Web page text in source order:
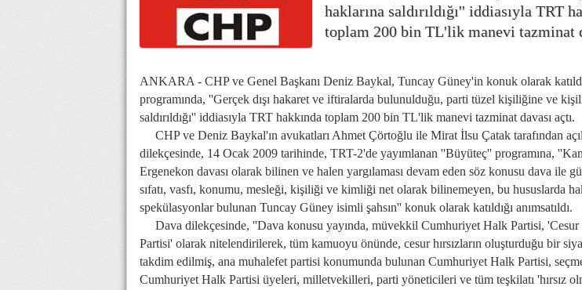
haklarına saldırıldığı'' iddiasıyla TRT
toplam 200 bin TL'lik manevi tazminat
ANKARA - CHP ve Genel Başkanı Deniz Baykal, Tuncay Güney'in konuk olarak
programında, ''Gerçek dışı hakaret ve iftiralarda bulunulduğu, parti tüzel kişiliğine ve
saldırıldığı'' iddiasıyla TRT hakkında toplam 200 bin TL'lik manevi tazminat davası açtı.
CHP ve Deniz Baykal'ın avukatları Ahmet Çörtoğlu ile Mirat İlsu Çatak tarafından
dilekçesinde, 14 Ocak 2009 tarihinde, TRT-2'de yayımlanan ''Büyüteç'' programına,
Ergenekon davası olarak bilinen ve halen yargılaması devam eden söz konusu dava ile
sıfatı, vasfı, konumu, mesleği, kişiliği ve kimliği net olarak bilinemeyen, bu hususlarda
spekülasyonlar bulunan Tuncay Güney isimli şahsın'' konuk olarak katıldığı anımsatıldı.
Dava dilekçesinde, ''Dava konusu yayında, müvekkil Cumhuriyet Halk Partisi, 'Cesur
Partisi' olarak nitelendirilerek, tüm kamuoyu önünde, cesur hırsızların oluşturduğu bir
takdim edilmiş, ana muhalefet partisi konumunda bulunan Cumhuriyet Halk Partisi,
Cumhuriyet Halk Partisi üyeleri, milletvekilleri, parti yöneticileri ve tüm teşkilatı 'hırsız